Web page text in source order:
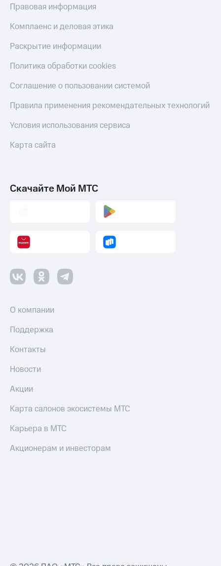
Правовая информация
Комплаенс и деловая этика
Раскрытие информации
Политика обработки cookies
Соглашение о пользовании системой
Правила применения рекомендательных технологий
Условия использования сервиса
Карта сайта
Скачайте Мой МТС
О компании
Поддержка
Контакты
Новости
Акции
Карта салонов экосистемы МТС
Карьера в МТС
Акционерам и инвесторам